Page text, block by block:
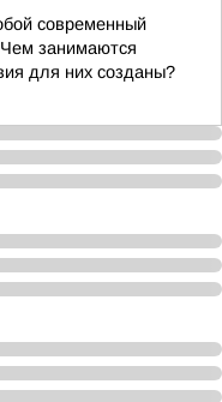
современный
Чем занимаются
для них созданы?